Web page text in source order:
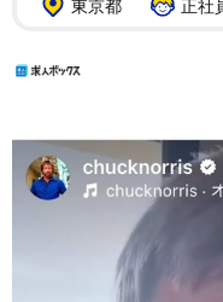
東京都
正社